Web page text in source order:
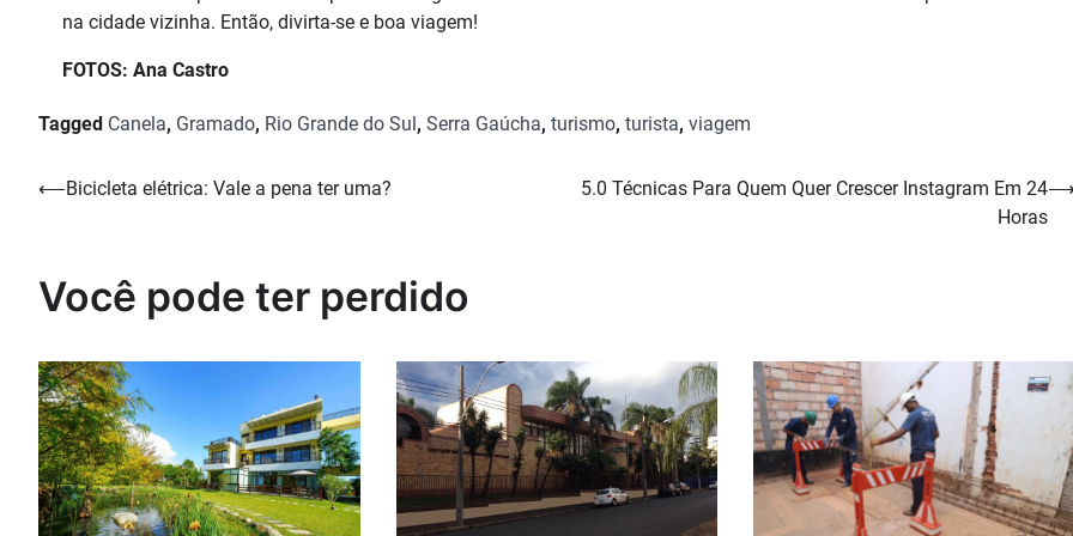
na cidade vizinha. Então, divirta-se e boa viagem!
FOTOS: Ana Castro
Tagged Canela, Gramado, Rio Grande do Sul, Serra Gaúcha, turismo, turista, viagem
Navegação
⟵Bicicleta elétrica: Vale a pena ter uma?
5.0 Técnicas Para Quem Quer Crescer Instagram Em 24
Horas
Você pode ter perdido